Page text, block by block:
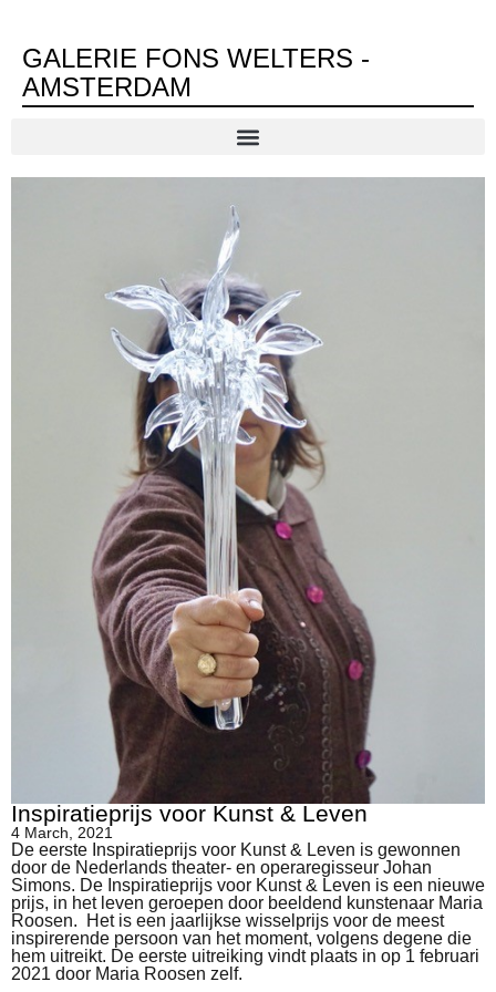
GALERIE FONS WELTERS -
AMSTERDAM
Inspiratieprijs voor Kunst & Leven
4 March, 2021
De eerste Inspiratieprijs voor Kunst & Leven is gewonnen
door de Nederlands theater- en operaregisseur Johan
Simons. De Inspiratieprijs voor Kunst & Leven is een nieuwe
prijs, in het leven geroepen door beeldend kunstenaar Maria
Roosen. Het is een jaarlijkse wisselprijs voor de meest
inspirerende persoon van het moment, volgens degene die
hem uitreikt. De eerste uitreiking vindt plaats in op 1 februari
2021 door Maria Roosen zelf.